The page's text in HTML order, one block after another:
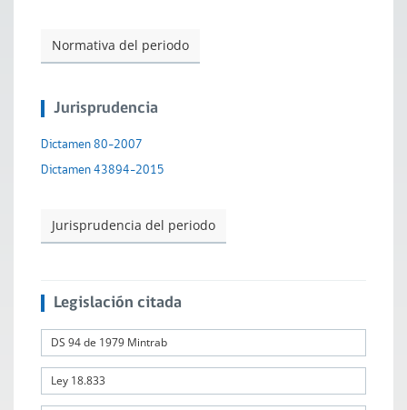
Normativa del periodo
Jurisprudencia
Dictamen 80-2007
Dictamen 43894-2015
Jurisprudencia del periodo
Legislación citada
DS 94 de 1979 Mintrab
Ley 18.833